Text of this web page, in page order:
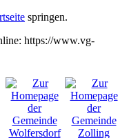
springen.
https://www.vg-